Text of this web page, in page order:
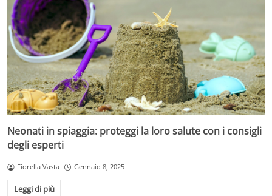
Neonati in spiaggia: proteggi la loro salute con i consigli
degli esperti
Fiorella Vasta Gennaio 8, 2025
Leggi di più